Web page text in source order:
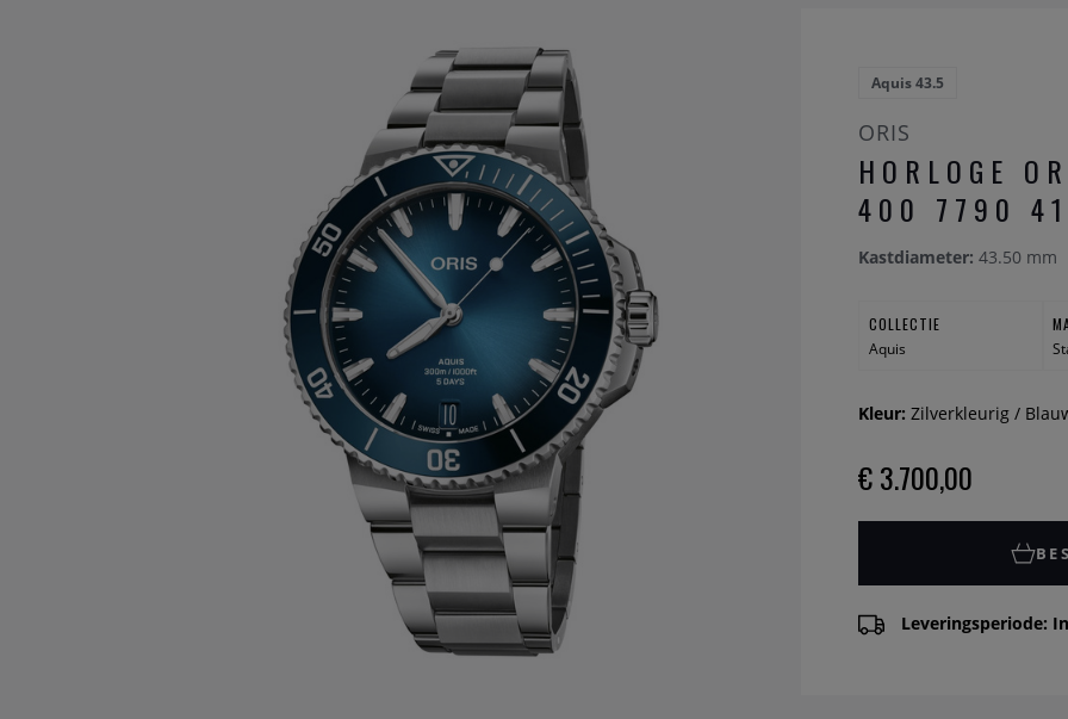
Aquis 43.5
ORIS
HORLOGE
400 7790
Kastdiameter: 43.50 mm
COLLECTIE
Aquis
Kleur: Zilverkleurig /
€ 3.700,00
Leveringsperiode: